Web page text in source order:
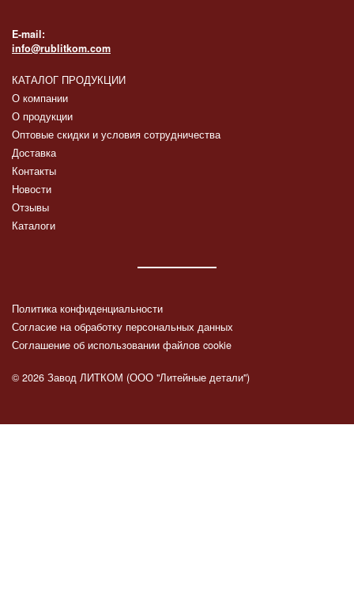
E-mail:
info@rublitkom.com
КАТАЛОГ ПРОДУКЦИИ
О компании
О продукции
Оптовые скидки и условия сотрудничества
Доставка
Контакты
Новости
Отзывы
Каталоги
Политика конфиденциальности
Согласие на обработку персональных данных
Соглашение об использовании файлов cookie
© 2026 Завод ЛИТКОМ (ООО "Литейные детали")